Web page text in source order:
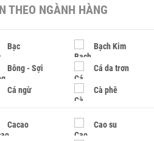
nhà đầu tư ngoại muốn
USD ở Quảng Ninh
Bắc Ninh giao nhà đầu
tư hai dự án NOXH gần
2.000 tỷ đồng
THEO NGÀNH HÀNG
Bạc Bạch Kim
Bông - Sợi Cá da trơn
Cá ngừ Cà phê
Cacao Cao su